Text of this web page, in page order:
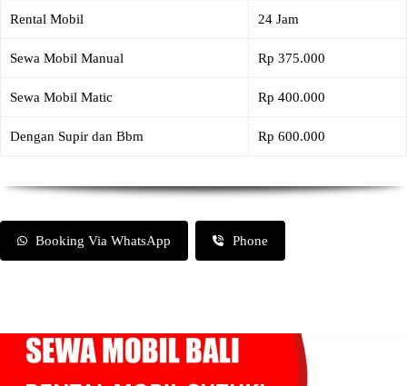
Rental Mobil 24 Jam
Sewa Mobil Manual Rp 375.000
Sewa Mobil Matic Rp 400.000
Dengan Supir dan Bbm Rp 600.000
Booking Via WhatsApp Phone